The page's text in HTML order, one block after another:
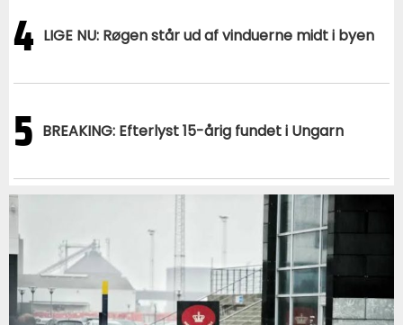
4 LIGE NU: Røgen står ud af vinduerne midt i byen
5 BREAKING: Efterlyst 15-årig fundet i Ungarn